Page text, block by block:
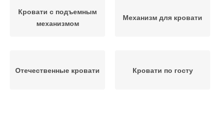
Кровати с подъемным
механизмом
Механизм для кровати
Отечественные кровати Кровати по госту